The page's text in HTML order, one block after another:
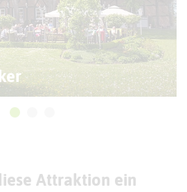
Attraktion ein